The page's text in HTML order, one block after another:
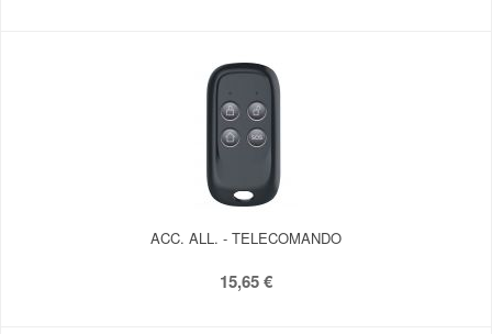
ACC. ALL. - TELECOMANDO
15,65 €